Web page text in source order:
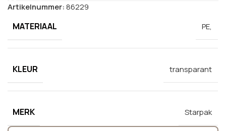
Artikelnummer:86229
MATERIAAL PE,
KLEUR transparant
MERK Starpak